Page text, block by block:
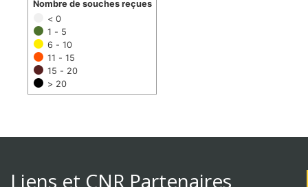
< 0
1 - 5
6 - 10
11 - 15
15 - 20
> 20
Nombre de souches reçues
Liens et CNR Partenaires